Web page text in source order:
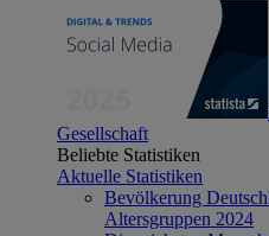
Gesellschaft
Beliebte Statistiken
Aktuelle Statistiken
Bevölkerung
Altersgruppen 2024